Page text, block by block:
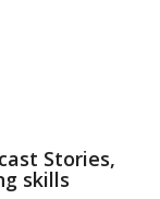
Stories,
skills